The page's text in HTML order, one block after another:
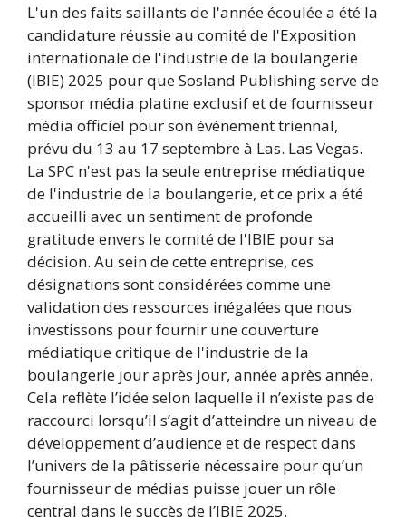
L'un des faits saillants de l'année écoulée a été la
candidature réussie au comité de l'Exposition
internationale de l'industrie de la boulangerie
(IBIE) 2025 pour que Sosland Publishing serve de
sponsor média platine exclusif et de fournisseur
média officiel pour son événement triennal,
prévu du 13 au 17 septembre à Las. Las Vegas.
La SPC n'est pas la seule entreprise médiatique
de l'industrie de la boulangerie, et ce prix a été
accueilli avec un sentiment de profonde
gratitude envers le comité de l'IBIE pour sa
décision. Au sein de cette entreprise, ces
désignations sont considérées comme une
validation des ressources inégalées que nous
investissons pour fournir une couverture
médiatique critique de l'industrie de la
boulangerie jour après jour, année après année.
Cela reflète l’idée selon laquelle il n’existe pas de
raccourci lorsqu’il s’agit d’atteindre un niveau de
développement d’audience et de respect dans
l’univers de la pâtisserie nécessaire pour qu’un
fournisseur de médias puisse jouer un rôle
central dans le succès de l’IBIE 2025.